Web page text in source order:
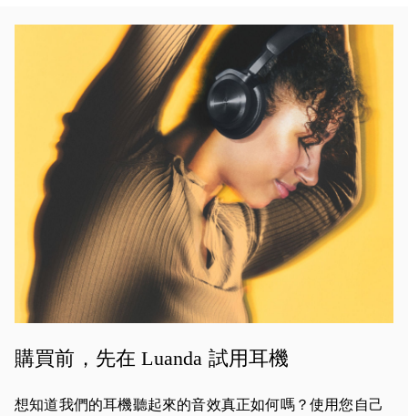
購買前，先在 Luanda 試用耳機
想知道我們的耳機聽起來的音效真正如何嗎？使用您自己